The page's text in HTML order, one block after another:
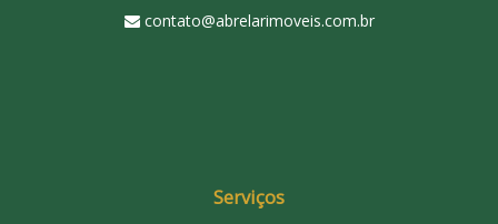
contato@abrelarimoveis.com.br
Serviços